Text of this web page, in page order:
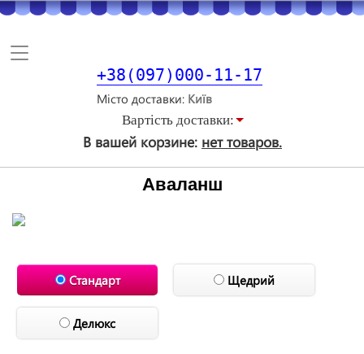
Toggle
+38(097)000-11-17
Місто доставки
Вартiсть доставки:
В вашей корзине: нет товаров.
Аваланш
Стандарт Щедрий
Делюкс